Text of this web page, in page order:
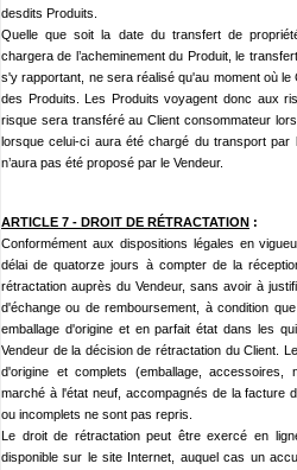
desdits Produits.
Quelle que soit la date du transfert de
chargera de l’acheminement du Produit, le
s'y rapportant, ne sera réalisé qu'au moment où
des Produits. Les Produits voyagent donc aux
risque sera transféré au Client consommateur
lorsque celui-ci aura été chargé du transport
n’aura pas été proposé par le Vendeur.
ARTICLE 7 - DROIT DE RÉTRACTATION :
Conformément aux dispositions légales en
délai de quatorze jours à compter de la
rétractation auprès du Vendeur, sans avoir à
d'échange ou de remboursement, à condition
emballage d'origine et en parfait état dans les
Vendeur de la décision de rétractation du Client.
d'origine et complets (emballage,
marché à l'état neuf, accompagnés de la facture
ou incomplets ne sont pas repris.
Le droit de rétractation peut être exercé en
disponible sur le site Internet, auquel cas un